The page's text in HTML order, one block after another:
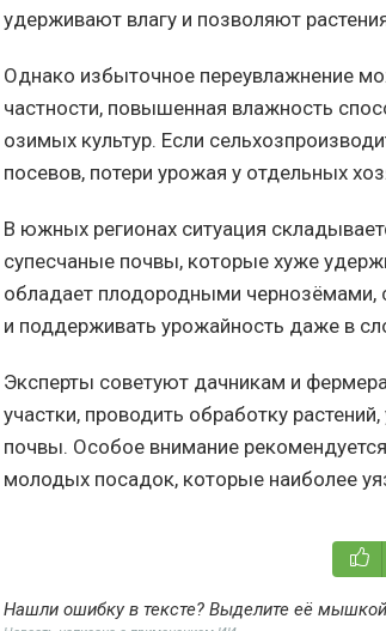
удерживают влагу и позволяют
Однако избыточное переувлажнение
частности, повышенная влажность
озимых культур. Если
посевов, потери урожая у отдельных
В южных регионах ситуация
супесчаные почвы, которые хуже
обладает плодородными чернозёмами,
и поддерживать урожайность даже в
Эксперты советуют дачникам и
участки, проводить обработку
почвы. Особое внимание
молодых посадок, которые наиболее
Нашли ошибку в тексте? Выделите её